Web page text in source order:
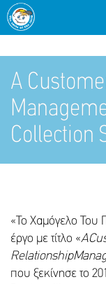
A
Collection
«Το Χαμόγελο Του
έργο με τίτλο «AC
Relationship
που ξεκίνησε το